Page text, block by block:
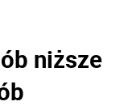
niższe